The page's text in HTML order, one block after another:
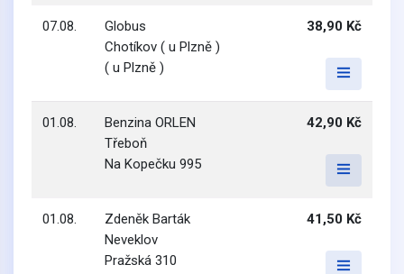
07.08.
Globus
Chotíkov ( u Plzně )
( u Plzně )
38,90 Kč
01.08.
Benzina ORLEN
Třeboň
Na Kopečku 995
42,90 Kč
01.08.
Zdeněk Barták
Neveklov
Pražská 310
41,50 Kč